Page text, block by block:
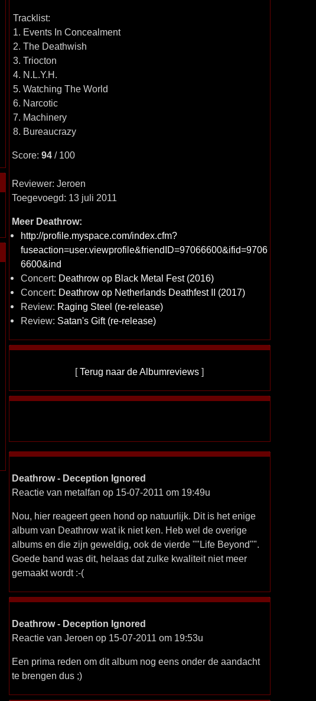
Tracklist:
1. Events In Concealment
2. The Deathwish
3. Triocton
4. N.L.Y.H.
5. Watching The World
6. Narcotic
7. Machinery
8. Bureaucrazy
Score: 94/ 100
Reviewer: Jeroen
Toegevoegd: 13 juli 2011
Meer Deathrow:
http://profile.myspace.com/index.cfm?
fuseaction=user.viewprofile&friendID=97066600&ifid=9706
6600&ind
Concert: Deathrow op Black Metal Fest (2016)
Concert: Deathrow op Netherlands Deathfest II (2017)
Review: Raging Steel (re-release)
Review: Satan's Gift (re-release)
[Terug naar de Albumreviews ]
Deathrow - Deception Ignored
Reactie van metalfan op 15-07-2011 om 19:49u
Nou, hier reageert geen hond op natuurlijk. Dit is het enige
album van Deathrow wat ik niet ken. Heb wel de overige
albums en die zijn geweldig, ook de vierde ""Life Beyond"".
Goede band was dit, helaas dat zulke kwaliteit niet meer
gemaakt wordt :-(
Deathrow - Deception Ignored
Reactie van Jeroen op 15-07-2011 om 19:53u
Een prima reden om dit album nog eens onder de aandacht
te brengen dus ;)